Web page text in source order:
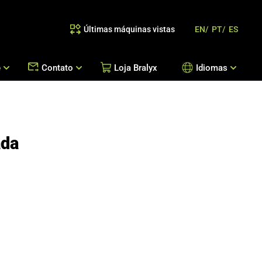
Contato Loja Bralyx Idiomas
Últimas máquinas vistas EN/ PT/ ES